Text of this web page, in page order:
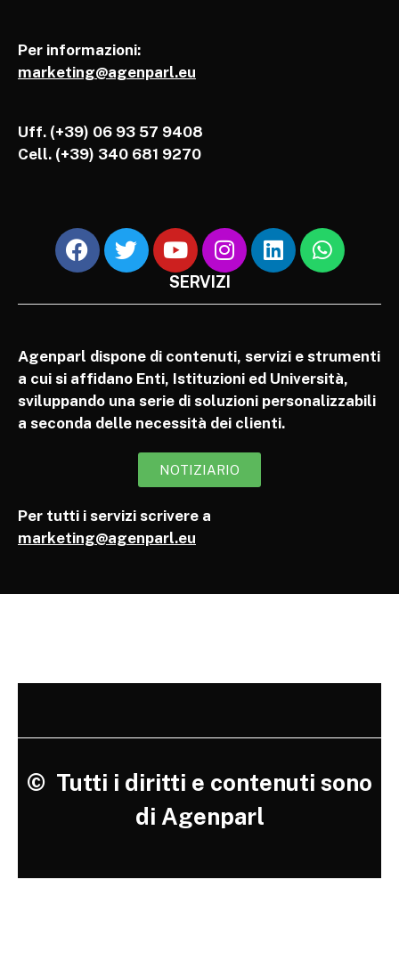
Per informazioni:
marketing@agenparl.eu
Uff. (+39) 06 93 57 9408
Cell. (+39) 340 681 9270
SERVIZI
Agenparl dispone di contenuti, servizi e strumenti
a cui si affidano Enti, Istituzioni ed Università,
sviluppando una serie di soluzioni personalizzabili
a seconda delle necessità dei clienti.
NOTIZIARIO
Per tutti i servizi scrivere a
marketing@agenparl.eu
© Tutti i diritti e contenuti sono
di Agenparl